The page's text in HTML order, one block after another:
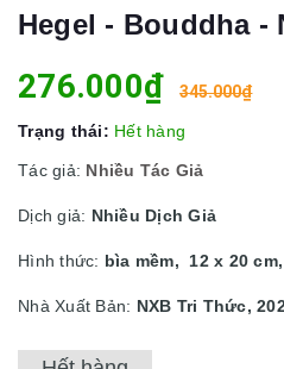
Hegel - Bouddha -
276.000₫ 345.000₫
Trạng thái: Hết hàng
Tác giả: Nhiều Tác Giả
Dịch giả: Nhiều Dịch Giả
Hình thức: bìa mềm, 12 x 20
Nhà Xuất Bản: NXB Tri Thức,